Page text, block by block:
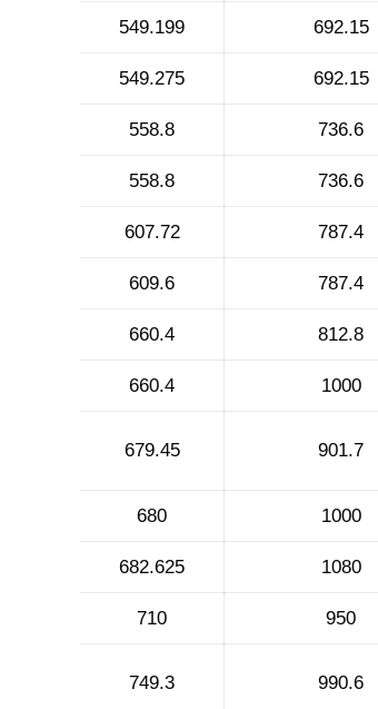
549.199 692.15
549.275 692.15
558.8 736.6
558.8 736.6
607.72 787.4
609.6 787.4
660.4 812.8
660.4 1000
679.45 901.7
680 1000
682.625 1080
710 950
749.3 990.6